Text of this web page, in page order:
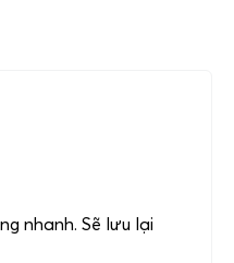
nhanh. Sẽ lưu lại